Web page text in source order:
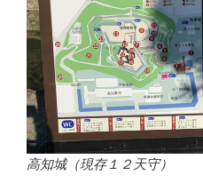
高知城（現存１２天守）